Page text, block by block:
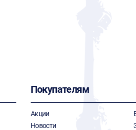
Покупателям
Акции
Новости